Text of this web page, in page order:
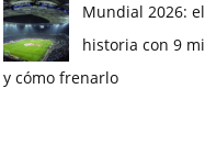
Mundial 2026:
historia con 9
y cómo frenarlo